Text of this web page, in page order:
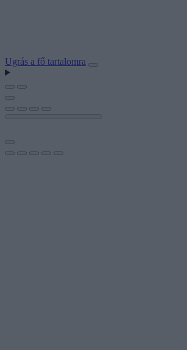
Ugrás a fő tartalomra